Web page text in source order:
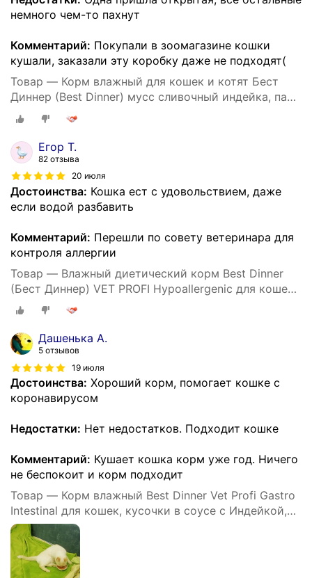
немного чем-то пахнут
Комментарий: Покупали в зоомагазине кошки
кушали, заказали эту коробку даже не подходят(
Товар — Корм влажный для кошек и котят Бест
Диннер (Best Dinner) мусс сливочный индейка, пауч
(24шт*85гр)
Егор Т.
82 отзыва
20 июля
Достоинства: Кошка ест с удовольствием, даже
если водой разбавить
Комментарий: Перешли по совету ветеринара для
контроля аллергии
Товар — Влажный диетический корм Best Dinner
(Бест Диннер) VET PROFI Hypoallergenic для кошек
при пищевой аллергии Индейка (24шт х 85гр)
Дашенька А.
5 отзывов
19 июля
Достоинства: Хороший корм, помогает кошке с
коронавирусом
Недостатки: Нет недостатков. Подходит кошке
Комментарий: Кушает кошка корм уже год. Ничего
не беспокоит и корм подходит
Товар — Корм влажный Best Dinner Vet Profi Gastro
Intestinal для кошек, кусочки в соусе с Индейкой,
24шт х85 г.